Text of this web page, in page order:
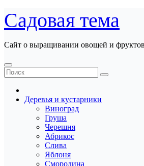
Перейти
к
содержанию
Садовая тема
Сайт о выращивании овощей и
Деревья и кустарники
Виноград
Груша
Черешня
Абрикос
Слива
Яблоня
Смородина